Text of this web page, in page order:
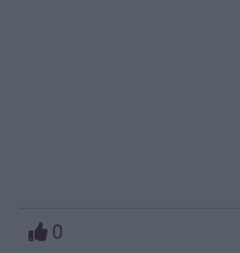
0